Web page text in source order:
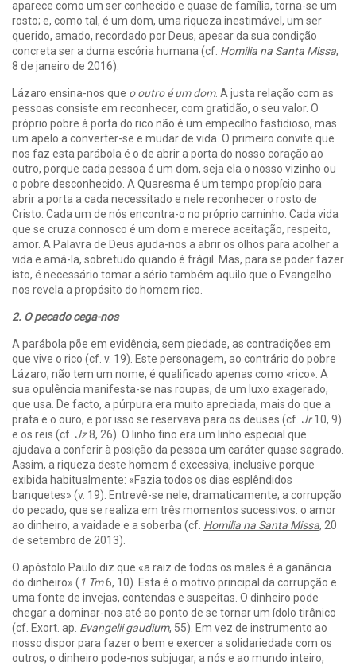
aparece como um ser conhecido e quase de família, torna-se um
rosto; e, como tal, é um dom, uma riqueza inestimável, um ser
querido, amado, recordado por Deus, apesar da sua condição
concreta ser a duma escória humana (cf. Homilia na Santa Missa,
8 de janeiro de 2016).
Lázaro ensina-nos que o outro é um dom. A justa relação com as
pessoas consiste em reconhecer, com gratidão, o seu valor. O
próprio pobre à porta do rico não é um empecilho fastidioso, mas
um apelo a converter-se e mudar de vida. O primeiro convite que
nos faz esta parábola é o de abrir a porta do nosso coração ao
outro, porque cada pessoa é um dom, seja ela o nosso vizinho ou
o pobre desconhecido. A Quaresma é um tempo propício para
abrir a porta a cada necessitado e nele reconhecer o rosto de
Cristo. Cada um de nós encontra-o no próprio caminho. Cada vida
que se cruza connosco é um dom e merece aceitação, respeito,
amor. A Palavra de Deus ajuda-nos a abrir os olhos para acolher a
vida e amá-la, sobretudo quando é frágil. Mas, para se poder fazer
isto, é necessário tomar a sério também aquilo que o Evangelho
nos revela a propósito do homem rico.
2. O pecado cega-nos
A parábola põe em evidência, sem piedade, as contradições em
que vive o rico (cf. v. 19). Este personagem, ao contrário do pobre
Lázaro, não tem um nome, é qualificado apenas como «rico». A
sua opulência manifesta-se nas roupas, de um luxo exagerado,
que usa. De facto, a púrpura era muito apreciada, mais do que a
prata e o ouro, e por isso se reservava para os deuses (cf. Jr10, 9)
e os reis (cf. Jz8, 26). O linho fino era um linho especial que
ajudava a conferir à posição da pessoa um caráter quase sagrado.
Assim, a riqueza deste homem é excessiva, inclusive porque
exibida habitualmente: «Fazia todos os dias esplêndidos
banquetes» (v. 19). Entrevê-se nele, dramaticamente, a corrupção
do pecado, que se realiza em três momentos sucessivos: o amor
ao dinheiro, a vaidade e a soberba (cf. Homilia na Santa Missa, 20
de setembro de 2013).
O apóstolo Paulo diz que «a raiz de todos os males é a ganância
do dinheiro» ( 1 Tm6, 10). Esta é o motivo principal da corrupção e
uma fonte de invejas, contendas e suspeitas. O dinheiro pode
chegar a dominar-nos até ao ponto de se tornar um ídolo tirânico
(cf. Exort. ap. Evangelii gaudium, 55). Em vez de instrumento ao
nosso dispor para fazer o bem e exercer a solidariedade com os
outros, o dinheiro pode-nos subjugar, a nós e ao mundo inteiro,